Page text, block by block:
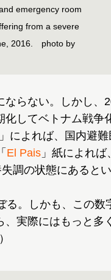
emergency room
from a severe
2016. photo by
らない。しかし、
してベトナム戦争
」によれば、国内避
El Pais 」紙によれば
調の状態にあるとい
。しかも、この数
、実際にはもっと多